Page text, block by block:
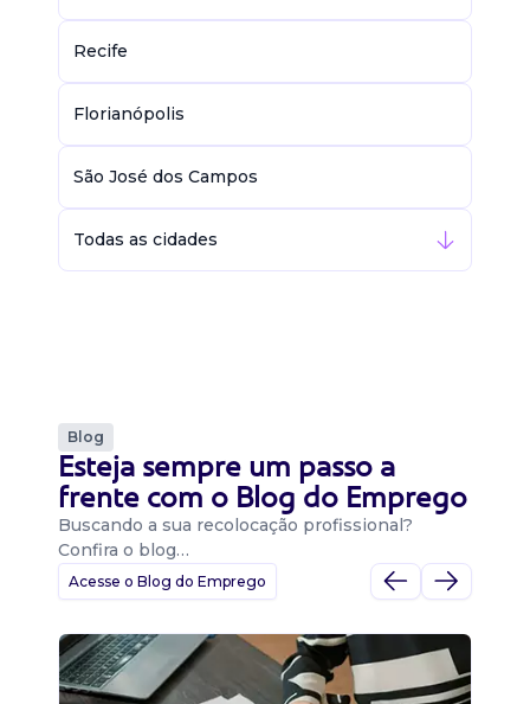
Recife
Florianópolis
São José dos Campos
Todas as cidades
Blog
Esteja sempre um passo a
frente com o Blog do Emprego
Buscando a sua recolocação profissional?
Confira o blog…
Acesse o Blog do Emprego